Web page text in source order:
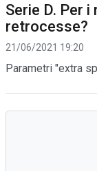
Serie D. Per
retrocesse?
21/06/2021 19:20
Parametri "extra